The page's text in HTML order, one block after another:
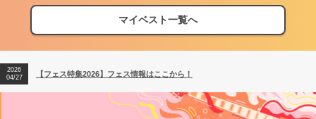
マイベスト一覧へ
【フェス特集2026】フェス情報はここから！
【ライブ動員ランキング】2026年上半期編発表！
2026
04/27
【フェス特集2026】フェス情報はここから！
2026
【ライブ動員ランキング】2026年上半期編発表！